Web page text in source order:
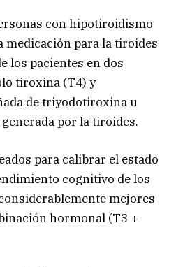
con hipotiroidismo
medicación para la tiroides
los pacientes en dos
tiroxina (T4) y
de triyodotiroxina u
por la tiroides.
para calibrar el estado
cognitivo de los
mejores
hormonal (T3 +